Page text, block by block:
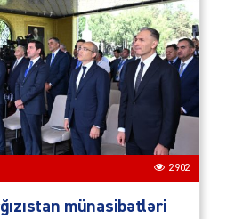
2902
münasibətləri